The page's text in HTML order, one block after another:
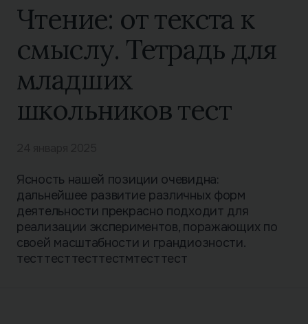
Чтение: от текста к
смыслу. Тетрадь для
младших
школьников тест
Ясность нашей позиции очевидна:
дальнейшее развитие различных форм
деятельности прекрасно подходит для
реализации экспериментов, поражающих по
своей масштабности и грандиозности.
тесттесттесттестмтесттест